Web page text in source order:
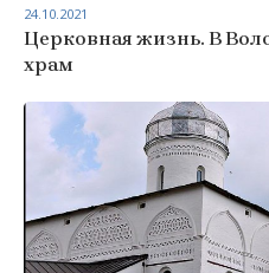
Церковная жизнь. В
храм
24.10.2021